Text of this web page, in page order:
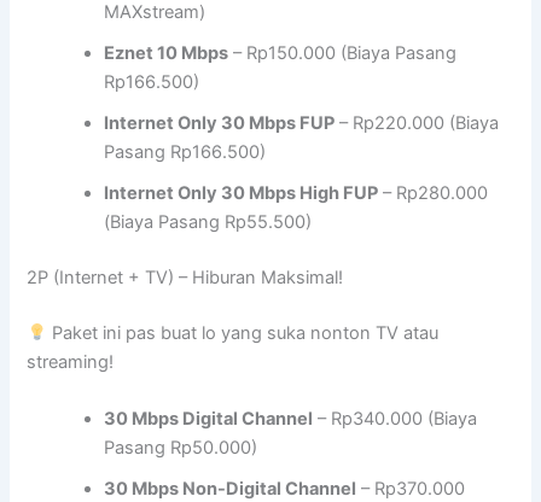
MAXstream)
Eznet 10 Mbps – Rp150.000 (Biaya Pasang
Rp166.500)
Internet Only 30 Mbps FUP – Rp220.000 (Biaya
Pasang Rp166.500)
Internet Only 30 Mbps High FUP – Rp280.000
(Biaya Pasang Rp55.500)
2P (Internet + TV) – Hiburan Maksimal!
Paket ini pas buat lo yang suka nonton TV atau
streaming!
30 Mbps Digital Channel – Rp340.000 (Biaya
Pasang Rp50.000)
30 Mbps Non-Digital Channel – Rp370.000